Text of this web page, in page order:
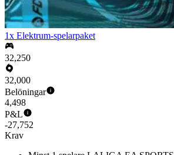
1x Elektrum-spelarpaket
32,250
32,000
Belöningar
4,498
P&L
-27,752
Krav